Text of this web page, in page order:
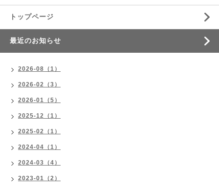
トップページ
最近のお知らせ
2026-08（1）
2026-02（3）
2026-01（5）
2025-12（1）
2025-02（1）
2024-04（1）
2024-03（4）
2023-01（2）